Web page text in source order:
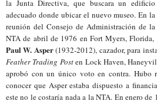
la Junta Directiva, que buscara un edificio
adecuado donde ubicar el nuevo museo. En la
reunión del Consejo de Administración de la
NTA de abril de 1976 en Fort Myers,
Paul W. Asper(1932-2012), cazador, para
Feather Trading Posten Lock Haven,
aprobó con un único voto en contra. Hubo
conocer que Asper estaba dispuesto a
este no le costaría nada a la NTA. En enero